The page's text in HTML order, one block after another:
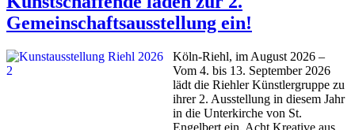
Gemeinschaftsausstellung ein!
Köln-Riehl, im August 2026 –
Vom 4. bis 13. September 2026
lädt die Riehler Künstlergruppe zu
ihrer 2. Ausstellung in diesem Jahr
in die Unterkirche von St.
Engelbert ein. Acht Kreative aus